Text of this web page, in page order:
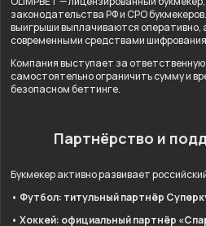
законодательства РФ и СРО
выигрыши выплачиваются
современными средствами
Компания выступает за
самостоятельно ограничить сумму и
безопасном беттинге.
Партнёрство и
Букмекер активно развивает
• Футбол: титульный партнёр
• Хоккей: официальный партнёр